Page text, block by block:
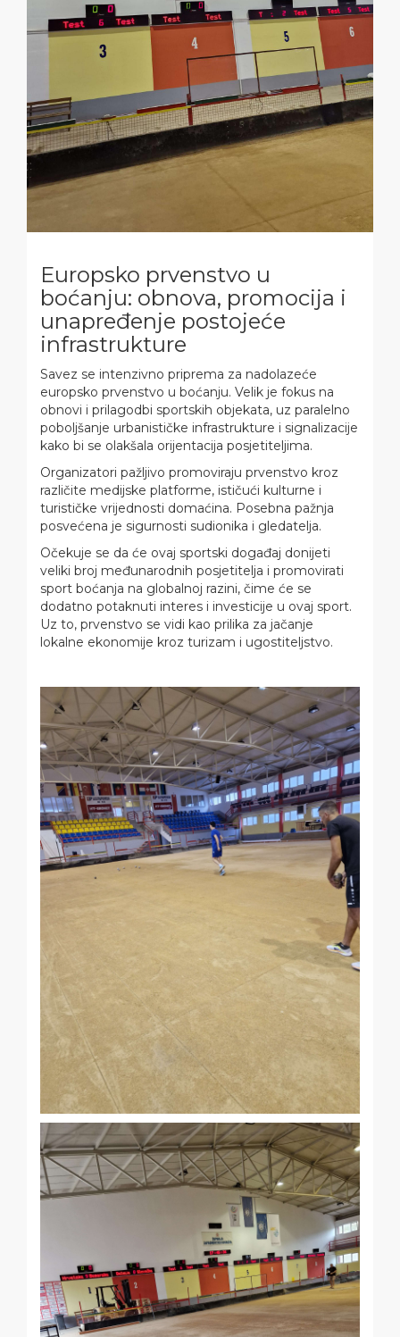
Europsko prvenstvo u
boćanju: obnova, promocija i
unapređenje postojeće
infrastrukture
Savez se intenzivno priprema za nadolazeće
europsko prvenstvo u boćanju. Velik je fokus na
obnovi i prilagodbi sportskih objekata, uz paralelno
poboljšanje urbanističke infrastrukture i signalizacije
kako bi se olakšala orijentacija posjetiteljima.
Organizatori pažljivo promoviraju prvenstvo kroz
različite medijske platforme, ističući kulturne i
turističke vrijednosti domaćina. Posebna pažnja
posvećena je sigurnosti sudionika i gledatelja.
Očekuje se da će ovaj sportski događaj donijeti
veliki broj međunarodnih posjetitelja i promovirati
sport boćanja na globalnoj razini, čime će se
dodatno potaknuti interes i investicije u ovaj sport.
Uz to, prvenstvo se vidi kao prilika za jačanje
lokalne ekonomije kroz turizam i ugostiteljstvo.